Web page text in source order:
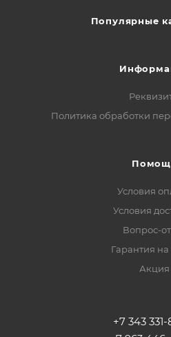
Популярные
Политика обработки
Условия
Условия
Вопрос-
Гарантия на
Акция
+7 343